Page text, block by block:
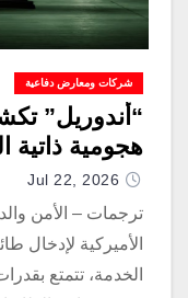
شركات ومعارض دفاعية
“أندوريل”
هجومية ذاتية
Jul 22, 2026
ترجمات – الأمن
الأميركية لإدخال
الخدمة، تتمتع